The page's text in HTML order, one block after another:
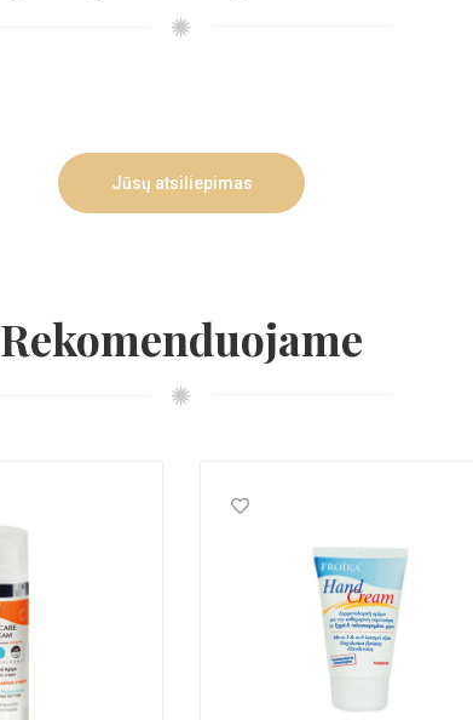
Jūsų atsiliepimas
Rekomenduojame